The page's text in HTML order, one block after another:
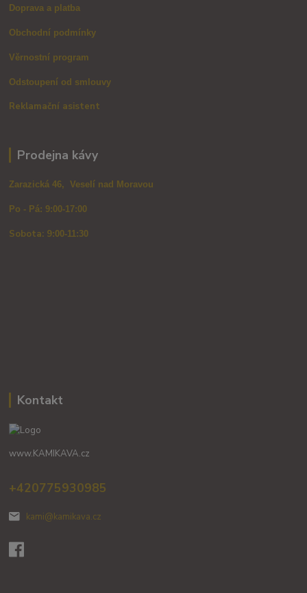
Doprava a platba
Obchodní podmínky
Věrnostní program
Odstoupení od smlouvy
Reklamační asistent
Prodejna kávy
Zarazická 46, Veselí nad Moravou
Po - Pá: 9:00-17:00
Sobota: 9:00-11:30
Kontakt
www.KAMIKAVA.cz
+420775930985
kami@kamikava.cz